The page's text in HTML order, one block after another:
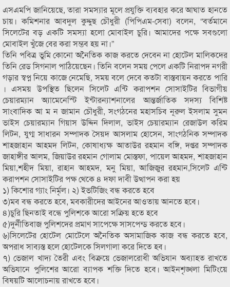
এসএমপি জানিয়েছে, তারা সমস্যার মূলে প্রযুক্তি ব্যবহার করে আঘাত হানতে
চায়। কমিশনার আবদুল কুদ্দুছ চৌধুরী (পিপিএম-সেবা) বলেন, “বর্তমানে
সিলেটের বড় একটি সমস্যা হলো মোবাইল চুরি। আমাদের পক্ষে সবগুলো
মোবাইল খুঁজে বের করা সম্ভব হয় না।”
তিনি পবিত্র ভুমি কোনো অনৈতিক কাজ করতে দেবেন না হোটেল মালিকদের
তিনি রেড সিগনাল পাঠিয়েছেন। তিনি বলেন সময় পেলে একটি নিরাপদ নগরী
গড়ার স্বপ্ন নিয়ে কাজে নেমেছি, সময় বলে দেবে কতটা বাস্তবায়ন করতে পারি
। এসময় উপস্থিত ছিলেন সিলেট এন্টি করাপশন সোসাইটির বিভাগীয়
চেয়ারম্যান অ্যামেনেস্টি ইন্টারন্যাশনালের আন্তর্জাতিক সদস্য বিশিষ্ট
সাংবাদিক আ ম ন জামান চৌধুরী, সংগঠনের মহাসচিব নূরুল ইসলাম সুমন
ভাইস চেয়ারম্যান গিয়াস উদ্দিন দিলাল, ভাইস চেয়ারম্যান রেজাউল করিম
লিটন, যুগ্ম সাধারন সম্পাদক সৈয়দ আসলাম হোসেন, সাংগঠনিক সম্পাদক
শাহজাহান আহমদ লিটন, কোষাধ্যক্ষ আতাউর রহমান বঙ্গি, দপ্তর সম্পাদক
জাহাঙ্গীর আলম, জিয়াউর রহমান গোলাম মোস্তফা, পায়েল আহমদ, শাহজাহান
মিয়া,শহীদ মিয়া, রাহান আহমদ, মনু মিয়া, আজিজুর রহমান,সিলেট এন্টি
করাপশন সোসাইটির পক্ষ থেকে ৪ দফা দাবী উত্থাপন করা হয়
১) কিশোর গ্যাং নির্মৃল। ২) ইভটিজিং বন্ধ করতে হবে
৩)মব বন্ধ করতে হবে, মবকারীদের আইনের আওতায় আনতে হবে।
৪)চুরি ছিনতাই বন্ধে পুলিশকে আরো সক্রিয় হতে হবে
৫)দুর্নীতিবাজ পুলিশদের প্রমাণ সাপেক্ষে সাসপেন্ড করতে হবে।
৬)সিলেটের হোটেল মোটেলে অনৈতিক অসামাজিক কাজ বন্ধ করতে হবে,
অপরাধ সাব্যস্ত হলে হোটেলকে সিলগালা করে দিতে হব।
৭) ভেজাল খাদ্য তৈরী এবং বিক্রয়ে ভেজালরোধী অভিযান অব্যাহত রাখতে
অভিযানে পুলিশের আরো ব্যাপক শক্তি দিতে হবে। আইনশৃঙ্খলা মিটিংয়ে
বিষয়টি আলোচনায় রাখতে হবে।